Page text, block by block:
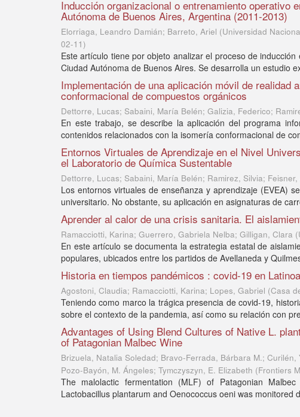
Inducción organizacional o entrenamiento
Autónoma de Buenos Aires, Argentina (2011-2013)
Elorriaga, Leandro Damián; Barreto, Ariel (Universidad
02-11)
Este artículo tiene por objeto analizar el proceso de
Ciudad Autónoma de Buenos Aires. Se desarrolla un estudio
Implementación de una aplicación móvil de realidad
conformacional de compuestos orgánicos
Dettorre, Lucas; Sabaini, María Belén; Galizia, Federico;
En este trabajo, se describe la aplicación del programa
contenidos relacionados con la isomería conformacional de
Entornos Virtuales de Aprendizaje en el Nivel
el Laboratorio de Química Sustentable
Dettorre, Lucas; Sabaini, María Belén; Ramirez, Silvia; Feisner,
Los entornos virtuales de enseñanza y aprendizaje (EVEA)
universitario. No obstante, su aplicación en asignaturas de
Aprender al calor de una crisis sanitaria. El
Ramacciotti, Karina; Guerrero, Gabriela Nelba; Gilligan, Clara (
En este artículo se documenta la estrategia estatal de
populares, ubicados entre los partidos de Avellaneda y
Historia en tiempos pandémicos : covid-19 en
Agostoni, Claudia; Ramacciotti, Karina; Lopes, Gabriel (Casa
Teniendo como marco la trágica presencia de covid-19,
sobre el contexto de la pandemia, así como su relación con
Advantages of Using Blend Cultures of Native L.
of Patagonian Malbec Wine
Brizuela, Natalia Soledad; Bravo-Ferrada, Bárbara M.;
Pozo-Bayón, M. Ángeles; Tymczyszyn, E. Elizabeth (Frontiers
The malolactic fermentation (MLF) of Patagonian
Lactobacillus plantarum and Oenococcus oeni was monitored